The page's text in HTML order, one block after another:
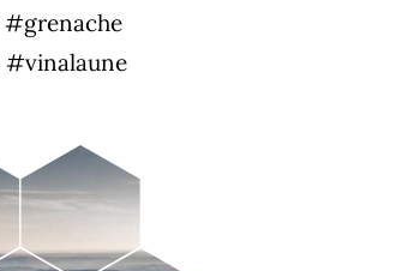
#grenache
#vinalaune